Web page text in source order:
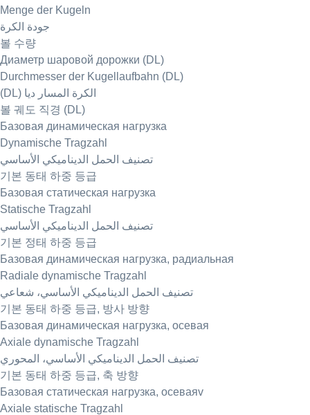
Menge der Kugeln
جودة الكرة
볼 수량
Диаметр шаровой дорожки (DL)
Durchmesser der Kugellaufbahn (DL)
(DL) الكرة المسار ديا
볼 궤도 직경 (DL)
Базовая динамическая нагрузка
Dynamische Tragzahl
تصنيف الحمل الديناميكي الأساسي
기본 동태 하중 등급
Базовая статическая нагрузка
Statische Tragzahl
تصنيف الحمل الديناميكي الأساسي
기본 정태 하중 등급
Базовая динамическая нагрузка, радиальная
Radiale dynamische Tragzahl
تصنيف الحمل الديناميكي الأساسي، شعاعي
기본 동태 하중 등급, 방사 방향
Базовая динамическая нагрузка, осевая
Axiale dynamische Tragzahl
تصنيف الحمل الديناميكي الأساسي، المحوري
기본 동태 하중 등급, 축 방향
Базовая статическая нагрузка, осеваяv
Axiale statische Tragzahl